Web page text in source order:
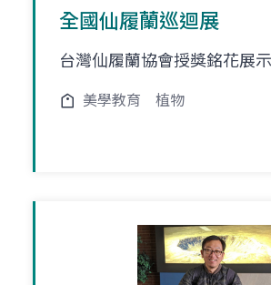
全國仙履蘭巡迴展
台灣仙履蘭協會授獎銘花展示
美學教育 植物